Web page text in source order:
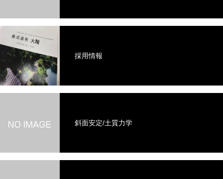
採用情報
斜面安定/土質力学